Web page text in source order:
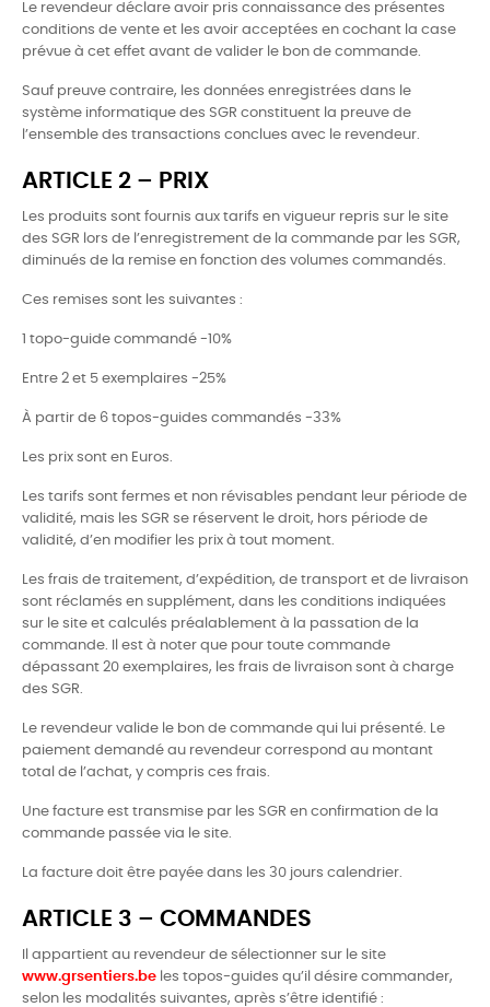
Le revendeur déclare avoir pris connaissance des présentes
conditions de vente et les avoir acceptées en cochant la case
prévue à cet effet avant de valider le bon de commande.
Sauf preuve contraire, les données enregistrées dans le
système informatique des SGR constituent la preuve de
l’ensemble des transactions conclues avec le revendeur.
ARTICLE 2 – PRIX
Les produits sont fournis aux tarifs en vigueur repris sur le site
des SGR lors de l’enregistrement de la commande par les SGR,
diminués de la remise en fonction des volumes commandés.
Ces remises sont les suivantes :
1 topo-guide commandé -10%
Entre 2 et 5 exemplaires -25%
À partir de 6 topos-guides commandés -33%
Les prix sont en Euros.
Les tarifs sont fermes et non révisables pendant leur période de
validité, mais les SGR se réservent le droit, hors période de
validité, d’en modifier les prix à tout moment.
Les frais de traitement, d’expédition, de transport et de livraison
sont réclamés en supplément, dans les conditions indiquées
sur le site et calculés préalablement à la passation de la
commande. Il est à noter que pour toute commande
dépassant 20 exemplaires, les frais de livraison sont à charge
des SGR.
Le revendeur valide le bon de commande qui lui présenté. Le
paiement demandé au revendeur correspond au montant
total de l’achat, y compris ces frais.
Une facture est transmise par les SGR en confirmation de la
commande passée via le site.
La facture doit être payée dans les 30 jours calendrier.
ARTICLE 3 – COMMANDES
Il appartient au revendeur de sélectionner sur le site
www.grsentiers.be les topos-guides qu’il désire commander,
selon les modalités suivantes, après s’être identifié :